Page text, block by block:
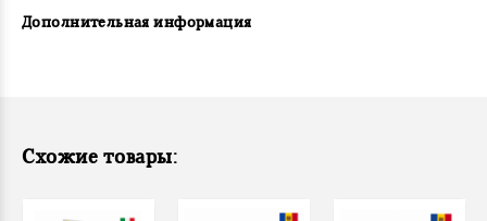
Дополнительная информация
Схожие товары: